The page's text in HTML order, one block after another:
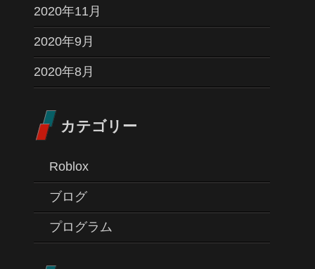
2020年11月
2020年9月
2020年8月
カテゴリー
Roblox
ブログ
プログラム